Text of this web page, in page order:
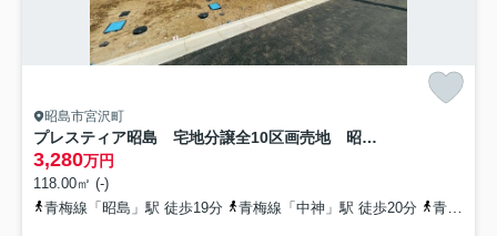
昭島市宮沢町
プレスティア昭島 宅地分譲全10区画売地 昭島市宮沢町 4号区 建築条件なし
3,280万円
118.00㎡ (-)
青梅線「昭島」駅 徒歩19分
青梅線「中神」駅 徒歩20分 青梅線「立川」駅 バス16分 立川バス「谷下」 停歩6分